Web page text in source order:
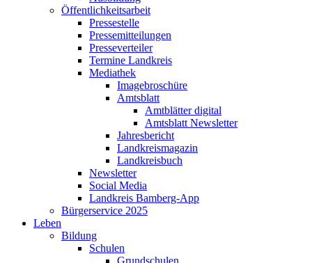
Öffentlichkeitsarbeit
Pressestelle
Pressemitteilungen
Presseverteiler
Termine Landkreis
Mediathek
Imagebroschüre
Amtsblatt
Amtblätter digital
Amtsblatt Newsletter
Jahresbericht
Landkreismagazin
Landkreisbuch
Newsletter
Social Media
Landkreis Bamberg-App
Bürgerservice 2025
Leben
Bildung
Schulen
Grundschulen